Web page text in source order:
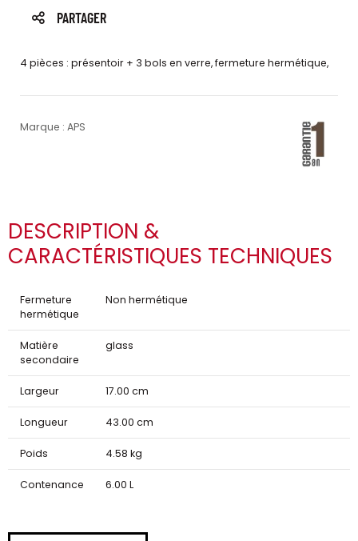
PARTAGER
4 pièces : présentoir + 3 bols en verre, fermeture hermétique,
Marque : APS
DESCRIPTION &
CARACTÉRISTIQUES TECHNIQUES
Fermeture
hermétique
Non hermétique
Matière
secondaire
glass
Largeur 17.00 cm
Longueur 43.00 cm
Poids 4.58 kg
Contenance 6.00 L